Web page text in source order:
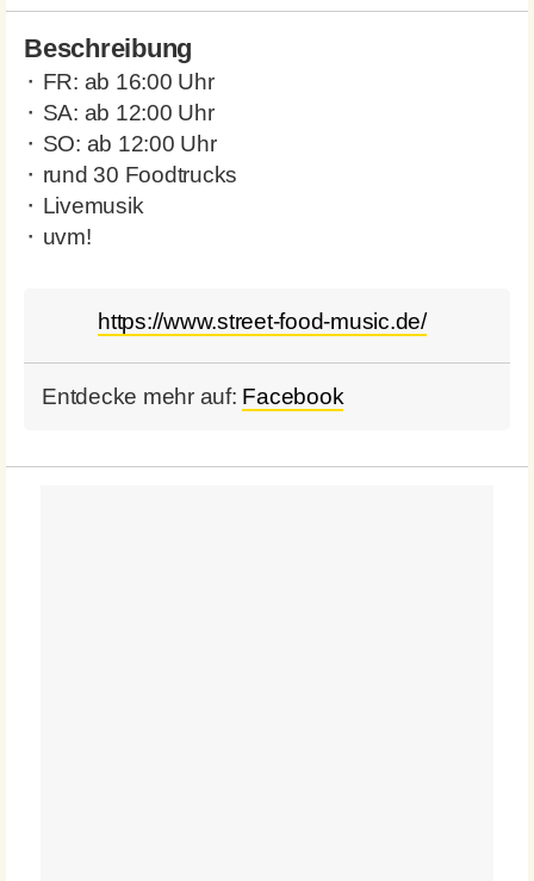
Beschreibung
⬝ FR: ab 16:00 Uhr
⬝ SA: ab 12:00 Uhr
⬝ SO: ab 12:00 Uhr
⬝ rund 30 Foodtrucks
⬝ Livemusik
⬝ uvm!
https://www.street-food-music.de/
Entdecke mehr auf: Facebook